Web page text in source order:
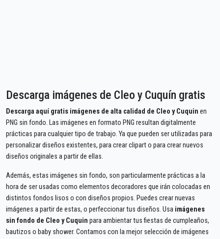
Descarga imágenes de Cleo y Cuquín gratis
Descarga aquí gratis imágenes de alta calidad de Cleo y Cuquin en
PNG sin fondo. Las imágenes en formato PNG resultan digitalmente
prácticas para cualquier tipo de trabajo. Ya que pueden ser utilizadas para
personalizar diseños existentes, para crear clipart o para crear nuevos
diseños originales a partir de ellas.
Además, estas imágenes sin fondo, son particularmente prácticas a la
hora de ser usadas como elementos decoradores que irán colocadas en
distintos fondos lisos o con diseños propios. Puedes crear nuevas
imágenes a partir de estas, o perfeccionar tus diseños. Usa imágenes
sin fondo de Cleo y Cuquin para ambientar tus fiestas de cumpleaños,
bautizos o baby shower. Contamos con la mejor selección de imágenes